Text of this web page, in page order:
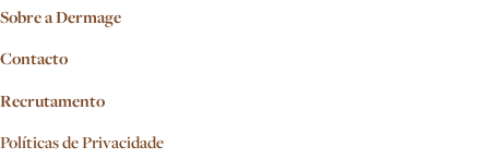
Sobre a Dermage
Contacto
Recrutamento
Políticas de Privacidade